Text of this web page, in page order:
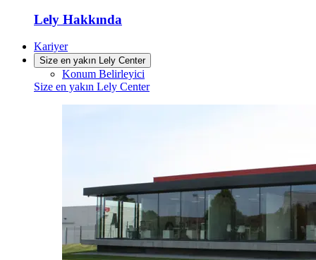
Lely Hakkında
Kariyer
Size en yakın Lely Center
Konum Belirleyici
Size en yakın Lely Center